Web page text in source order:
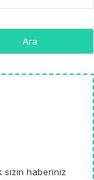
sizin haberiniz